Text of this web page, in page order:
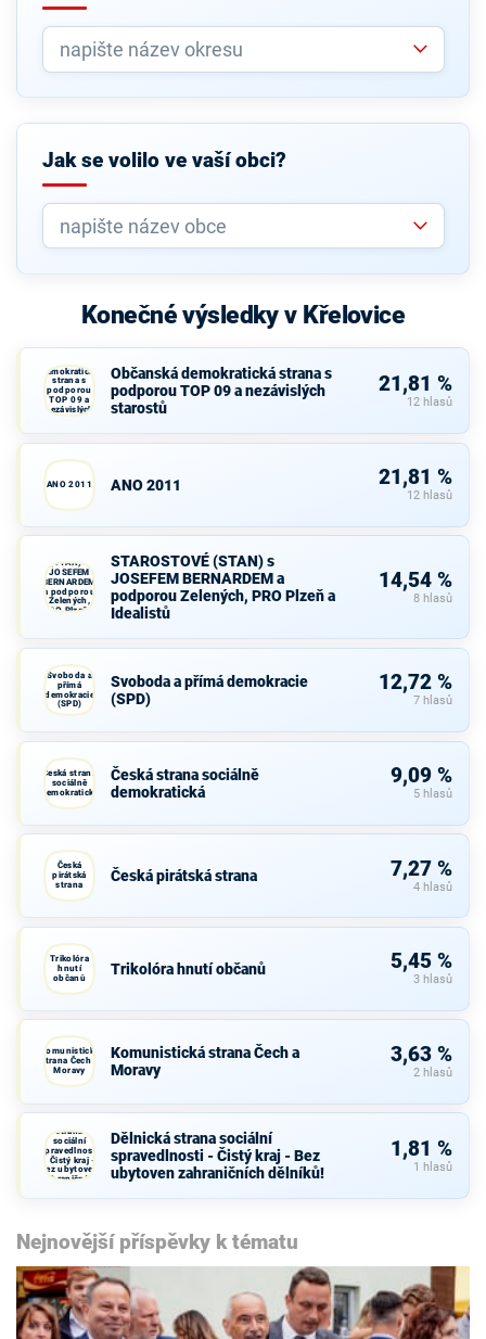
Jak se volilo ve vaší obci?
Konečné výsledky v Křelovice
demokratická
strana s
podporou
TOP 09 a
nezávislých
starostů
Občanská demokratická strana s
podporou TOP 09 a nezávislých
starostů
21,81 %
12 hlasů
ANO 2011 ANO 2011 21,81 %
12 hlasů
(STAN) s
JOSEFEM
BERNARDEM
a podporou
Zelených,
PRO Plzeň a
STAROSTOVÉ (STAN) s
JOSEFEM BERNARDEM a
podporou Zelených, PRO Plzeň a
Idealistů
14,54 %
8 hlasů
Svoboda a
přímá
demokracie
(SPD)
Svoboda a přímá demokracie
(SPD)
12,72 %
7 hlasů
Česká strana
sociálně
demokratická
Česká strana sociálně
demokratická
9,09 %
5 hlasů
Česká
pirátská
strana
Česká pirátská strana 7,27 %
4 hlasů
Trikolóra
hnutí
občanů
Trikolóra hnutí občanů 5,45 %
3 hlasů
Komunistická
strana Čech a
Moravy
Komunistická strana Čech a
Moravy
3,63 %
2 hlasů
strana
sociální
spravedlnosti
- Čistý kraj -
Bez ubytoven
zahraničních
Dělnická strana sociální
spravedlnosti - Čistý kraj - Bez
ubytoven zahraničních dělníků!
1,81 %
1 hlasů
Nejnovější příspěvky k tématu